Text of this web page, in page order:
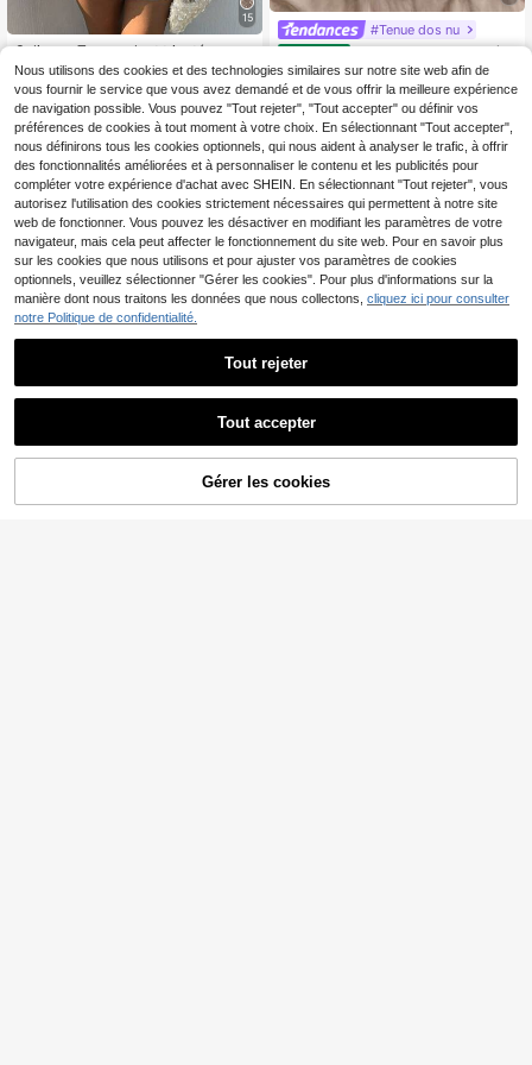
15
Selianne Top moulant tricoté sans
manches et dos nu avec dégradé p
our femmes
12,49€
Athîral Pantalon tricoté
décontracté à taille coulissante ave
#3 BEST-SELLERS de Long Pantalon pull pour femme
#Tenue dos nu
Soleia Robe en tricot à e
ncolure bain de soleil dos nu avec v
olants, idéale pour les vacances
Dès 11
NYA SZN Top TUBE PULL MULTIC
OLORE
AJOUTER AU PANIER
Nous utilisons des cookies et des technologies similaires sur notre site web afin de
vous fournir le service que vous avez demandé et de vous offrir la meilleure expérience
de navigation possible. Vous pouvez "Tout rejeter", "Tout accepter" ou définir vos
préférences de cookies à tout moment à votre choix. En sélectionnant "Tout accepter",
nous définirons tous les cookies optionnels, qui nous aident à analyser le trafic, à offrir
des fonctionnalités améliorées et à personnaliser le contenu et les publicités pour
compléter votre expérience d'achat avec SHEIN. En sélectionnant "Tout rejeter", vous
autorisez l'utilisation des cookies strictement nécessaires qui permettent à notre site
web de fonctionner. Vous pouvez les désactiver en modifiant les paramètres de votre
navigateur, mais cela peut affecter le fonctionnement du site web. Pour en savoir plus
sur les cookies que nous utilisons et pour ajuster vos paramètres de cookies
optionnels, veuillez sélectionner "Gérer les cookies". Pour plus d'informations sur la
manière dont nous traitons les données que nous collectons, cliquez ici pour consulter
notre Politique de confidentialité.
Tout rejeter
Tout accepter
Gérer les cookies